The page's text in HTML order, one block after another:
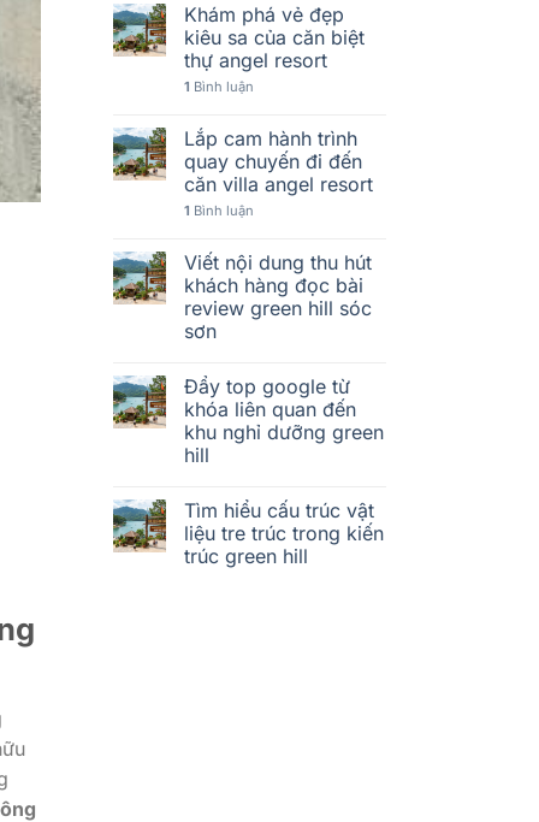
Khám phá vẻ đẹp
kiêu sa của căn biệt
thự angel resort
1 Bình luận
Lắp cam hành trình
quay chuyến đi đến
căn villa angel resort
1 Bình luận
Viết nội dung thu hút
khách hàng đọc bài
review green hill sóc
sơn
Đẩy top google từ
khóa liên quan đến
khu nghỉ dưỡng green
hill
Tìm hiểu cấu trúc vật
liệu tre trúc trong kiến
trúc green hill